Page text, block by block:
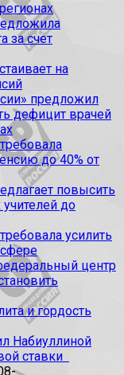
за счет
на
предложил
дефицит врачей
до 40% от
повысить
до
усилить
центр
и гордость
Набиуллиной
ставки